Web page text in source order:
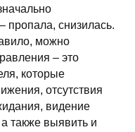
пропала, снизилась.
можно
– это
которые
отсутствия
видение
также выявить и